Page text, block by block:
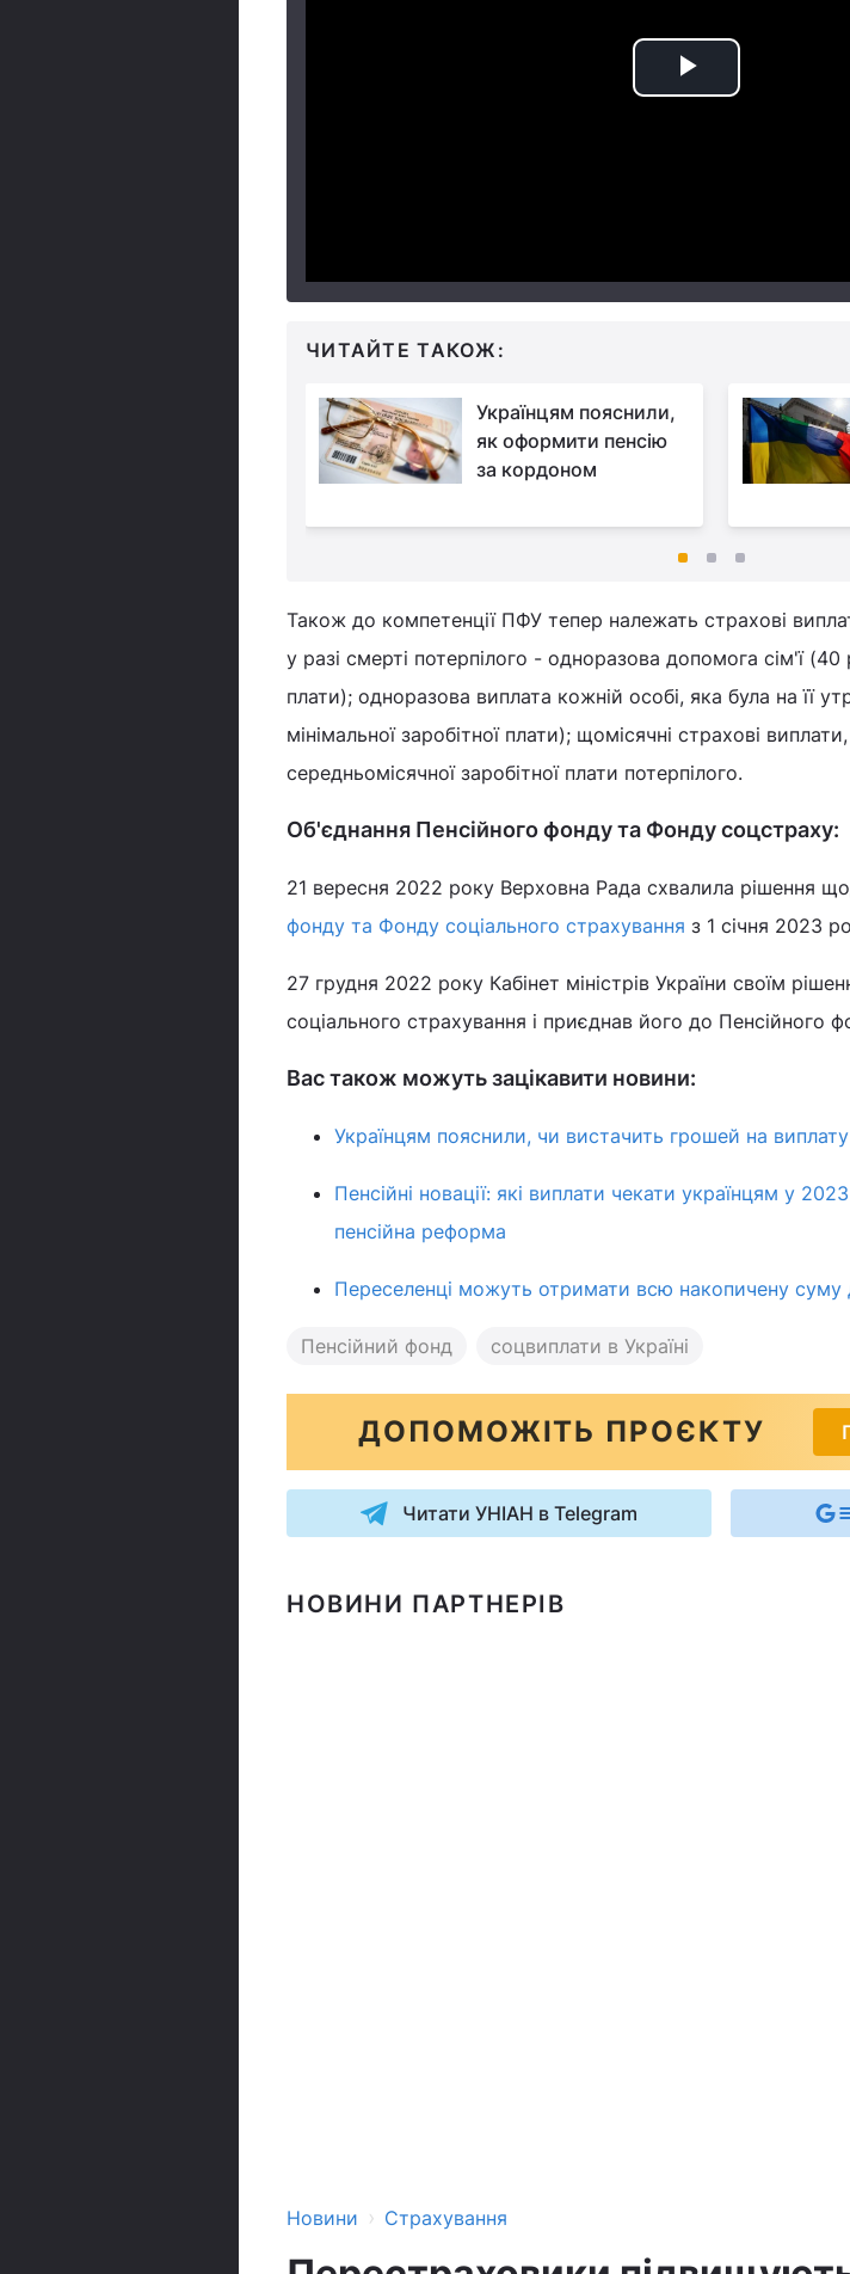
Play
ЧИТАЙТЕ ТАКОЖ:
Українцям пояснили,
як оформити пенсію
за кордоном
Також до компетенції ПФУ тепер належать страхові
у разі смерті потерпілого - одноразова допомога сім'ї (40
плати); одноразова виплата кожній особі, яка була на її
мінімальної заробітної плати); щомісячні страхові
середньомісячної заробітної плати потерпілого.
Об'єднання Пенсійного фонду та Фонду соцстраху:
21 вересня 2022 року Верховна Рада схвалила рішення
фонду та Фонду соціального страхування з 1 січня 2023
27 грудня 2022 року Кабінет міністрів України своїм
соціального страхування і приєднав його до Пенсійного
Вас також можуть зацікавити новини:
Українцям пояснили, чи вистачить грошей на
Пенсійні новації: які виплати чекати українцям у
пенсійна реформа
Переселенці можуть отримати всю накопичену суму
Пенсійний фонд соцвиплати в Україні
ДОПОМОЖІТЬ ПРОЄКТУ
Читати УНІАН в Telegram
НОВИНИ ПАРТНЕРІВ
Новини › Страхування